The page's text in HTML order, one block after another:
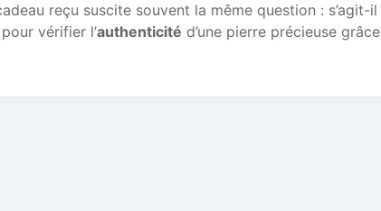
reçu suscite souvent la même question : s’agit-il
vérifier l’authenticité d’une pierre précieuse grâce